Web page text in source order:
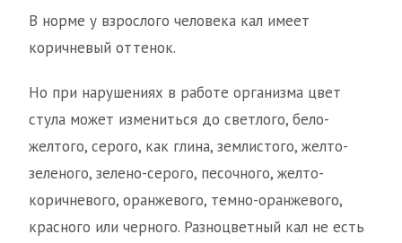
В норме у взрослого человека кал имеет
коричневый оттенок.
Но при нарушениях в работе организма цвет
стула может измениться до светлого, бело-
желтого, серого, как глина, землистого, желто-
зеленого, зелено-серого, песочного, желто-
коричневого, оранжевого, темно-оранжевого,
красного или черного. Разноцветный кал не есть